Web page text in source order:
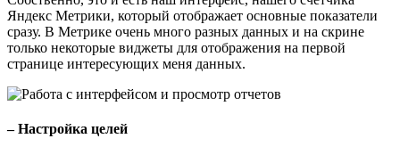
Яндекс Метрики, который отображает основные показатели
сразу. В Метрике очень много разных данных и на скрине
только некоторые виджеты для отображения на первой
странице интересующих меня данных.
– Настройка целей